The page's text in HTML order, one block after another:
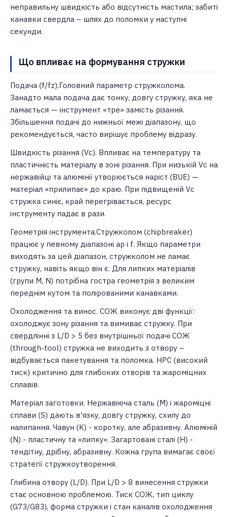
неправильну швидкість або відсутність мастила; забиті
канавки свердла – шлях до поломки у наступні
секунди.
Що впливає на формування стружки
Подача (f/fz).Головний параметр стружколома.
Занадто мала подача дає тонку, довгу стружку, яка не
ламається — інструмент «тре» замість різання.
Збільшення подачі до нижньої межі діапазону, що
рекомендується, часто вирішує проблему відразу.
Швидкість різання (Vc). Впливає на температуру та
пластичність матеріалу в зоні різання. При низькій Vc на
нержавійці та алюмінії утворюється наріст (BUE) —
матеріал «прилипає» до краю. При підвищеній Vc
стружка синіє, край перегрівається, ресурс
інструменту падає в рази.
Геометрія інструмента.Стружколом (chipbreaker)
працює у певному діапазоні ap і f. Якщо параметри
виходять за цей діапазон, стружколом не ламає
стружку, навіть якщо він є. Для липких матеріалів
(групи M, N) потрібна гостра геометрія з великим
переднім кутом та полірованими канавками.
Охолодження та винос. СОЖ виконує дві функції:
охолоджує зону різання та вимиває стружку. При
свердлінні з L/D > 5 без внутрішньої подачі СОЖ
(through-tool) стружка не виходить з отвору –
відбувається пакетування та поломка. HPC (високий
тиск) критично для глибоких отворів та жароміцних
сплавів.
Матеріал заготовки. Нержавіюча сталь (M) і жароміцні
сплави (S) дають в'язку, довгу стружку, схилу до
налипання. Чавун (K) - коротку, але абразивну. Алюміній
(N) - пластичну та «липку». Загартовані сталі (H) -
тендітну, дрібну, абразивну. Кожна група вимагає своєї
стратегії стружкоутворення.
Глибина отвору (L/D). При L/D > 8 винесення стружки
стає основною проблемою. Тиск СОЖ, тип циклу
(G73/G83), форма стружки і стан каналів охолодження